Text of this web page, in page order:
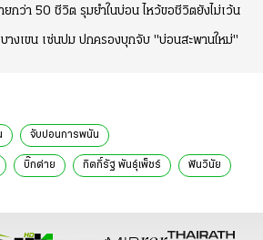
กว่า 50 ชีวิต รุมยำในบ่อน ไหว้ขอชีวิตยังไม่เว้น
บางเขน เซ่นปม ปกครองบุกจับ "บ่อนสะพานใหม่"
จับบ่อนการพนัน
บิ๊กต่าย กิตกิ์รัฐ พันธุ์เพ็ชร์ ฟันวินัย